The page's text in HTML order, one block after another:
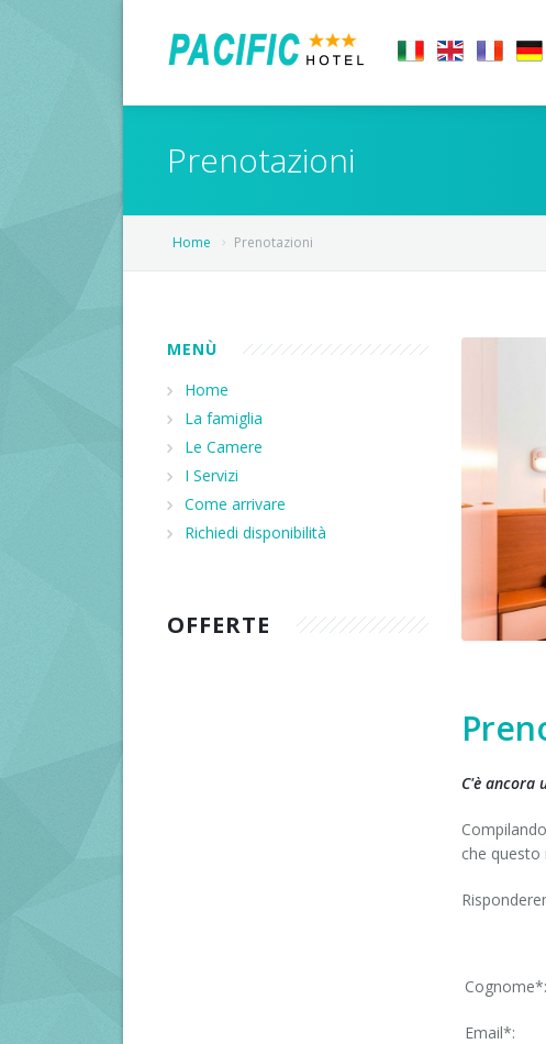
L'Hotel
Hotel
Offerte
Come arrivare
Richiedi disponibilità
Recensioni
Prenotazioni
Home Prenotazioni
MENÙ
Home
La famiglia
Le Camere
I Servizi
Come arrivare
Richiedi disponibilità
OFFERTE
C'è ancora
che questo
Cognome*:
Email*: